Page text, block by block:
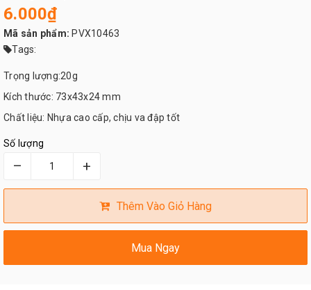
6.000₫
Mã sản phẩm: PVX10463
Tags:
Trọng lượng:20g
Kích thước: 73x43x24 mm
Chất liệu: Nhựa cao cấp, chịu va đập tốt
Số lượng
– +
Thêm Vào Giỏ Hàng
Mua Ngay